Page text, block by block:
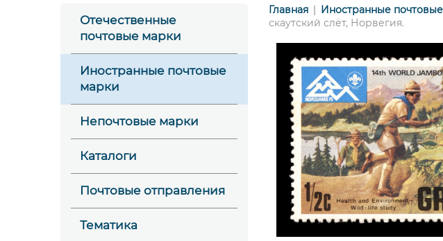
Отечественные
почтовые марки
Иностранные почтовые
марки
Непочтовые марки
Каталоги
Почтовые отправления
Тематика
Главная Иностранные
скаутский слёт, Норвегия.